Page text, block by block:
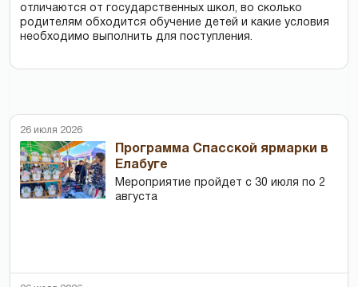
отличаются от государственных школ, во сколько
родителям обходится обучение детей и какие условия
необходимо выполнить для поступления.
26 июля 2026
Программа Спасской ярмарки в
Елабуге
Мероприятие пройдет с 30 июля по 2
августа